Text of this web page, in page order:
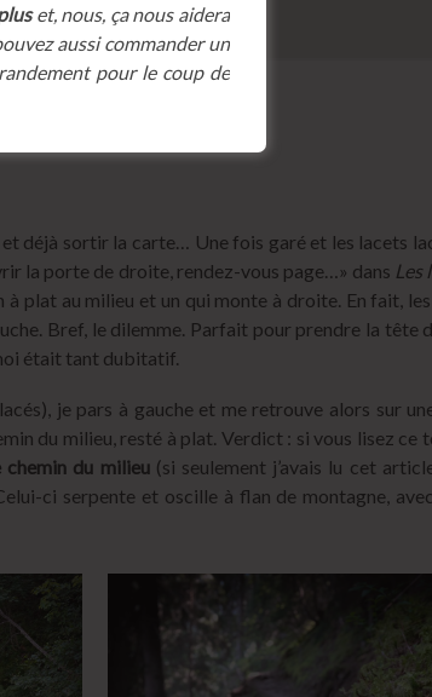
déjà sortir la carte… Une fois garé et les lacets
la porte de droite, rendez-vous page…» dans Les
plat au milieu et un qui monte à droite. En fait,
Bref, le dilemme. Parfait pour prendre la tête
était tant dubitatif.
je pars à gauche et me retrouve alors sur
du milieu, resté à plat. Verdict : si vous lisez ce
chemin du milieu(si seulement j’avais lu cet
ci serpente et oscille à flan de montagne,
et, nous, ça nous aidera
aussi commander un
pour le coup de